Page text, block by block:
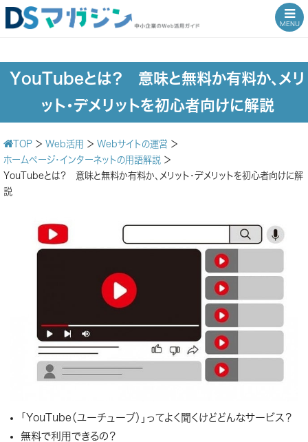
MENU
YouTubeとは？ 意味と無料か有料か、メリ
ット・デメリットを初心者向けに解説
TOP ＞ Web活用 ＞ Webサイトの運営 ＞
ホームページ・インターネットの用語解説 ＞
YouTubeとは？ 意味と無料か有料か、メリット・デメリットを初心者向けに解
説
「YouTube（ユーチューブ）」ってよく聞くけどどんなサービス？
無料で利用できるの？